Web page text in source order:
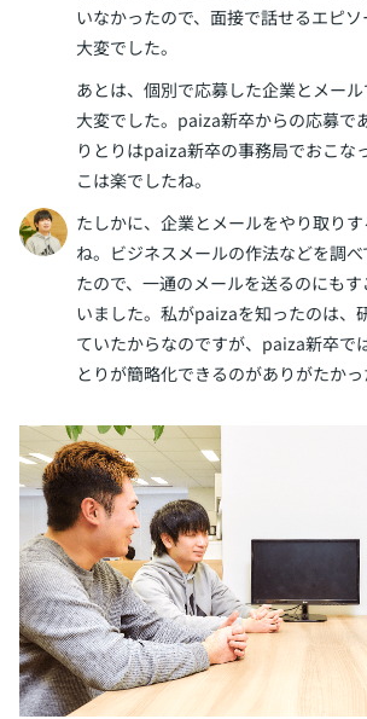
いなかったので、面接で話せるエピ
大変でした。
あとは、個別で応募した企業とメー
大変でした。paiza新卒からの応募で
りとりはpaiza新卒の事務局でおこな
こは楽でしたね。
たしかに、企業とメールをやり取り
ね。ビジネスメールの作法などを調
たので、一通のメールを送るのにも
いました。私がpaizaを知ったのは、
ていたからなのですが、paiza新卒で
とりが簡略化できるのがありがたかっ